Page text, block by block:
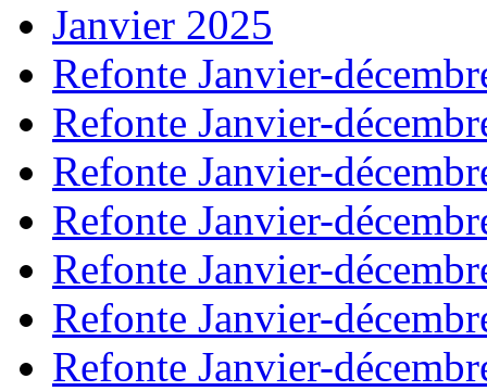
Janvier 2025
Refonte Janvier-
Refonte Janvier-
Refonte Janvier-
Refonte Janvier-
Refonte Janvier-
Refonte Janvier-
Refonte Janvier-